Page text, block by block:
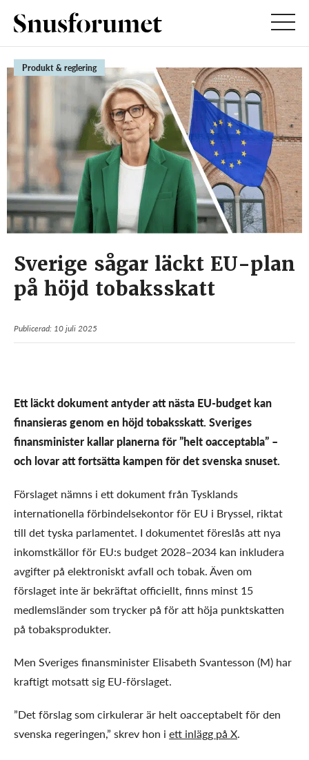
Produkt & reglering
Sverige sågar läckt EU-plan
på höjd tobaksskatt
Publicerad: 10 juli 2025
Ett läckt dokument antyder att nästa EU-budget kan
finansieras genom en höjd tobaksskatt. Sveriges
finansminister kallar planerna för ”helt oacceptabla” –
och lovar att fortsätta kampen för det svenska snuset.
Förslaget nämns i ett dokument från Tysklands
internationella förbindelsekontor för EU i Bryssel, riktat
till det tyska parlamentet. I dokumentet föreslås att nya
inkomstkällor för EU:s budget 2028–2034 kan inkludera
avgifter på elektroniskt avfall och tobak. Även om
förslaget inte är bekräftat officiellt, finns minst 15
medlemsländer som trycker på för att höja punktskatten
på tobaksprodukter.
Men Sveriges finansminister Elisabeth Svantesson (M) har
kraftigt motsatt sig EU-förslaget.
”Det förslag som cirkulerar är helt oacceptabelt för den
svenska regeringen,” skrev hon i ett inlägg på X.